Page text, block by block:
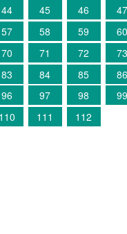
44 45 46 47
57 58 59 60
70 71 72 73
83 84 85 86
96 97 98 99
110 111 112